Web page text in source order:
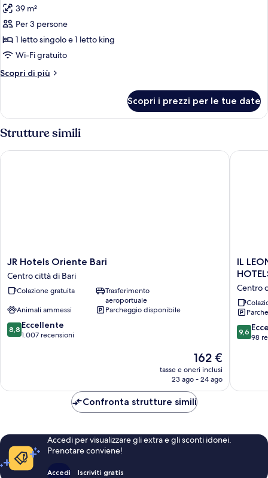
le
foto
per
maurelli
suite
39 m²
Per 3 persone
1 letto singolo e 1 letto king
Wi-Fi gratuito
Scopri di più
Altri
suite
Scopri i prezzi per le tue date
Strutture simili
JR
Hotels
Oriente
Bari
città
di
Bari
JR Hotels Oriente Bari
Centro città di Bari
Colazione gratuita
Trasferimento
aeroportuale
Animali ammessi
Parcheggio disponibile
8.8
su
8,8 Eccellente
1.007 recensioni
Il
prezzo
attuale
162 €
162 €
tasse e oneri inclusi
23 ago - 24 ago
JR Hotels Oriente Bari
IL
LEON
HOTEL
BARI
–
BY
FARACE
Bari
IL
Centro
9.6
su
9,6
98
IL LEON
Confronta strutture simili
Accedi per visualizzare gli extra e gli sconti idonei.
Prenotare conviene!
Accedi Iscriviti gratis